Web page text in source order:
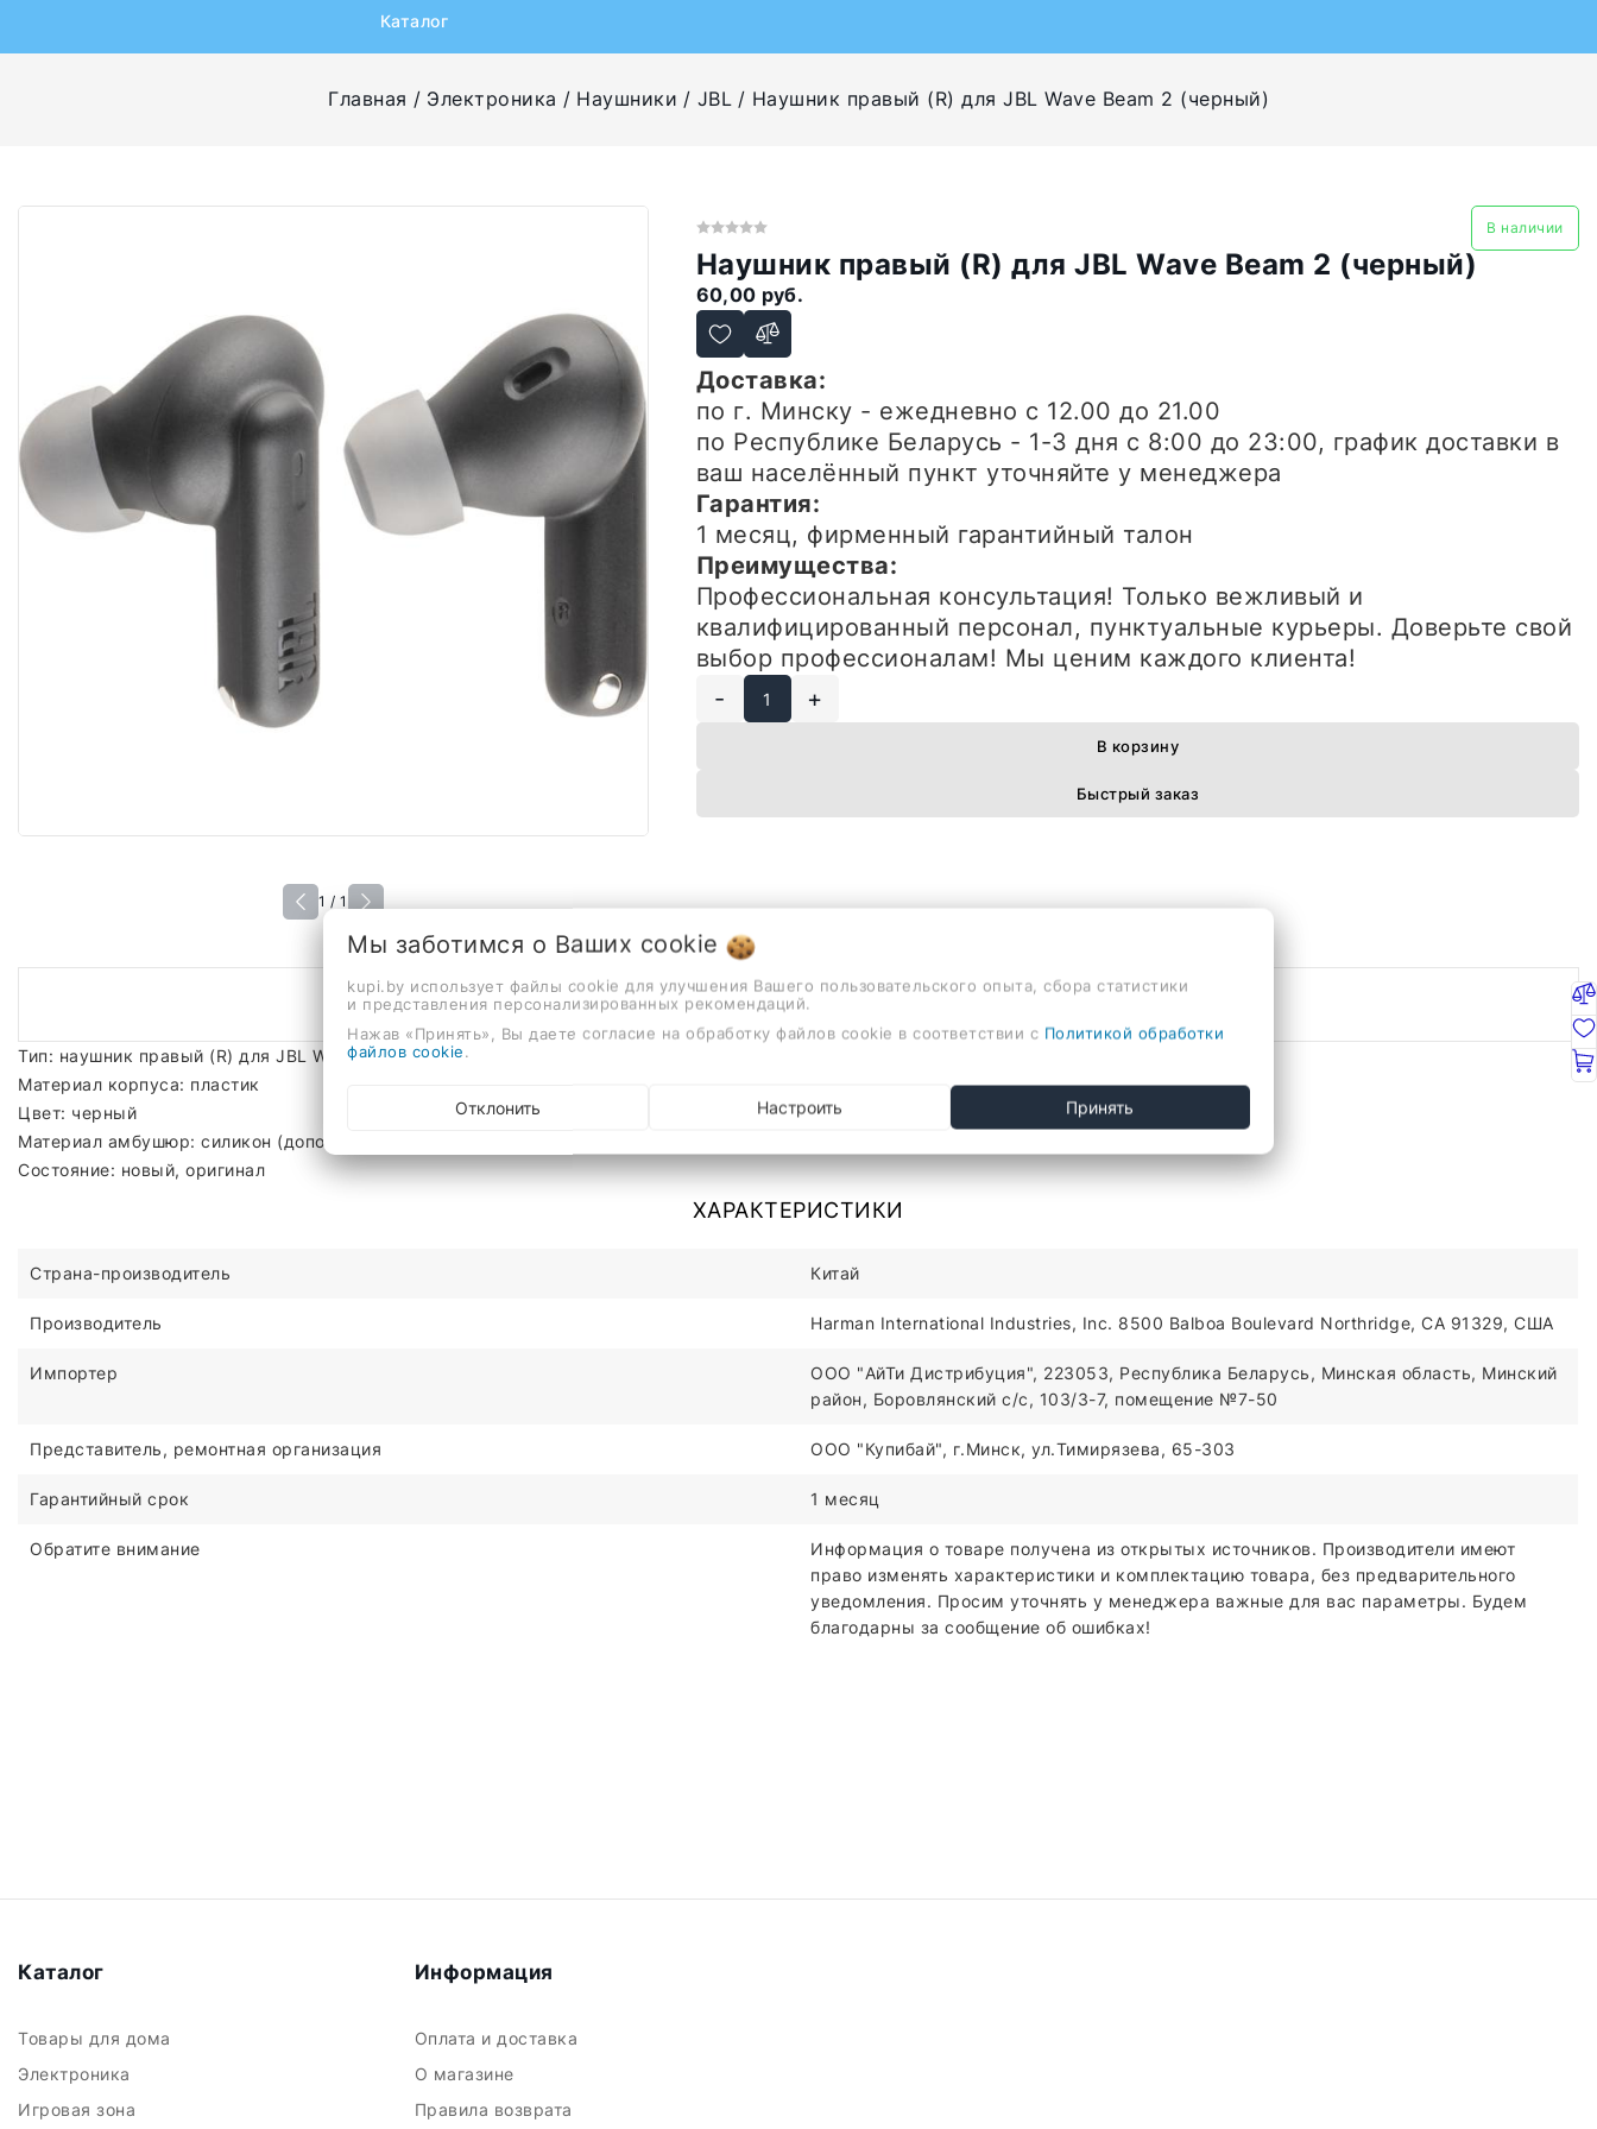
Каталог
Главная Электроника Наушники JBL Наушник правый (R) для JBL Wave Beam 2 (черный)
1 / 1
В наличии
Наушник правый (R) для JBL Wave Beam 2 (черный)
60,00 руб.
Доставка:
по г. Минску - ежедневно с 12.00 до 21.00
по Республике Беларусь - 1-3 дня с 8:00 до 23:00, график доставки в
ваш населённый пункт уточняйте у менеджера
Гарантия:
1 месяц, фирменный гарантийный талон
Преимущества:
Профессиональная консультация! Только вежливый и
квалифицированный персонал, пунктуальные курьеры. Доверьте свой
выбор профессионалам! Мы ценим каждого клиента!
-
+
В корзину
Быстрый заказ
Описание
Тип: наушник правый (R) для JBL Wave Beam 2 (черный)
Материал корпуса: пластик
Цвет: черный
Материал амбушюр: силикон (дополнительно 2 пары в комплекте)
Состояние: новый, оригинал
ХАРАКТЕРИСТИКИ
Страна-производитель Китай
Производитель Harman International Industries, Inc. 8500 Balboa Boulevard Northridge, CA 91329, США
Импортер
ООО "АйТи Дистрибуция", 223053, Республика Беларусь, Минская область, Минский
район, Боровлянский с/с, 103/3-7, помещение №7-50
Представитель, ремонтная организация ООО "Купибай", г.Минск, ул.Тимирязева, 65-303
Гарантийный срок 1 месяц
Обратите внимание
Информация о товаре получена из открытых источников. Производители имеют
право изменять характеристики и комплектацию товара, без предварительного
уведомления. Просим уточнять у менеджера важные для вас параметры. Будем
благодарны за сообщение об ошибках!
Каталог
Товары для дома
Электроника
Игровая зона
Информация
Оплата и доставка
О магазине
Правила возврата
Мы заботимся о Ваших cookie
kupi.by использует файлы cookie для улучшения Вашего пользовательского опыта, сбора статистики
и представления персонализированных рекомендаций.
Нажав «Принять», Вы даете согласие на обработку файлов cookie в соответствии с Политикой обработки
файлов cookie.
Отклонить Настроить Принять